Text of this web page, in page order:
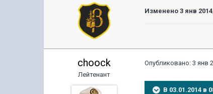
Изменено3 янв
choock
Лейтенант
Опубликовано:3 янв
В 03.01.2014 в